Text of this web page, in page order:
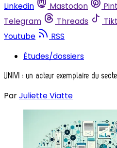
Linkedin
Mastodon
Telegram
Threads
Youtube
RSS
Études/dossiers
UNIVI : un acteur exemplaire du
ParJuliette Viatte